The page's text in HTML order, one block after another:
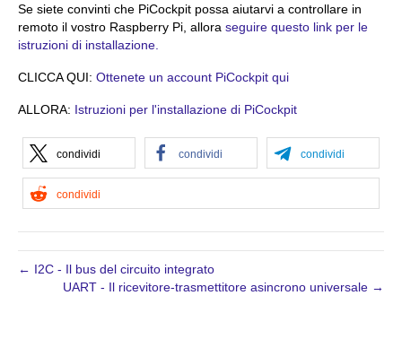
Se siete convinti che PiCockpit possa aiutarvi a controllare in
remoto il vostro Raspberry Pi, allora seguire questo link per le
istruzioni di installazione.
CLICCA QUI: Ottenete un account PiCockpit qui
ALLORA: Istruzioni per l'installazione di PiCockpit
condividi condividi condividi
condividi
← I2C - Il bus del circuito integrato
UART - Il ricevitore-trasmettitore asincrono universale →